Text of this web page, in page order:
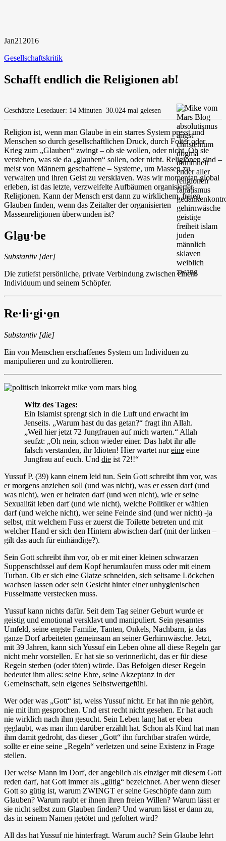
Jan21 2016
Gesellschaftskritik
Schafft endlich die Religionen ab!
Geschätzte Lesedauer: 14 Minuten 30.024 mal gelesen
Religion ist, wenn man Glaube in ein starres System presst und
Menschen so durch gesellschaftlichen Druck, durch Folter oder
Krieg zum „Glauben“ zwingt – ob sie wollen, oder nicht. Ob sie
verstehen, was sie da „glauben“ sollen, oder nicht. Religionen sind –
meist von Männern geschaffene – Systeme, um Massen zu
verwalten und ihren Geist zu versklaven. Was wir momentan global
erleben, ist das letzte, verzweifelte Aufbäumen organisierter
Religionen. Kann der Mensch erst dann zu wirklichem, freien
Glauben finden, wenn das Zeitalter der organisierten
Massenreligionen überwunden ist?
Gla̱u̱·be
Substantiv [der]
Die zutiefst persönliche, private Verbindung zwischen einem
Individuum und seinem Schöpfer.
Re·li·gi·o̱n
Substantiv [die]
Ein von Menschen erschaffenes System um Individuen zu
manipulieren und zu kontrollieren.
Witz des Tages:
Ein Islamist sprengt sich in die Luft und erwacht im
Jenseits. „Warum hast du das getan?“ fragt ihn Allah.
„Weil hier jetzt 72 Jungfrauen auf mich warten.“ Allah
seufzt: „Oh nein, schon wieder einer. Das habt ihr alle
falsch verstanden, ihr Idioten! Hier wartet nureine eine
Jungfrau auf euch. Und die ist 72!!“
Yussuf P. (39) kann einem leid tun. Sein Gott schreibt ihm vor, was
er morgens anziehen soll (und was nicht), was er essen darf (und
was nicht), wen er heiraten darf (und wen nicht), wie er seine
Sexualität leben darf (und wie nicht), welche Politiker er wählen
darf (und welche nicht), wer seine Feinde sind (und wer nicht) -ja
selbst, mit welchem Fuss er zuerst die Toilette betreten und mit
welcher Hand er sich den Hintern abwischen darf (mit der linken –
gilt das auch für einhändige?).
Sein Gott schreibt ihm vor, ob er mit einer kleinen schwarzen
Suppenschüssel auf dem Kopf herumlaufen muss oder mit einem
Turban. Ob er sich eine Glatze schneiden, sich seltsame Löckchen
wachsen lassen oder sein Gesicht hinter einer unhygienischen
Fusselmatte verstecken muss.
Yussuf kann nichts dafür. Seit dem Tag seiner Geburt wurde er
geistig und emotional versklavt und manipuliert. Sein gesamtes
Umfeld, seine engste Familie, Tanten, Onkels, Nachbarn, ja das
ganze Dorf arbeiteten gemeinsam an seiner Gerhirnwäsche. Jetzt,
mit 39 Jahren, kann sich Yussuf ein Leben ohne all diese Regeln gar
nicht mehr vorstellen. Er hat sie so verinnerlicht, das er für diese
Regeln sterben (oder töten) würde. Das Befolgen dieser Regeln
bedeutet ihm alles: seine Ehre, seine Akzeptanz in der
Gemeinschaft, sein eigenes Selbstwertgefühl.
Wer oder was „Gott“ ist, weiss Yussuf nicht. Er hat ihn nie gehört,
nie mit ihm gesprochen. Und erst recht nicht gesehen. Er hat auch
nie wirklich nach ihm gesucht. Sein Leben lang hat er eben
geglaubt, was man ihm darüber erzählt hat. Schon als Kind hat man
ihm damit gedroht, das dieser „Gott“ ihn furchtbar strafen würde,
sollte er eine seine „Regeln“ verletzen und seine Existenz in Frage
stellen.
Der weise Mann im Dorf, der angeblich als einziger mit diesem Gott
reden darf, hat Gott immer als „gütig“ bezeichnet. Aber wenn dieser
Gott so gütig ist, warum ZWINGT er seine Geschöpfe dann zum
Glauben? Warum raubt er ihnen ihren freien Willen? Warum lässt er
sie nicht selbst zum Glauben finden? Und warum lässt er dann zu,
das in seinem Namen getötet und gefoltert wird?
All das hat Yussuf nie hinterfragt. Warum auch? Sein Glaube lehrt